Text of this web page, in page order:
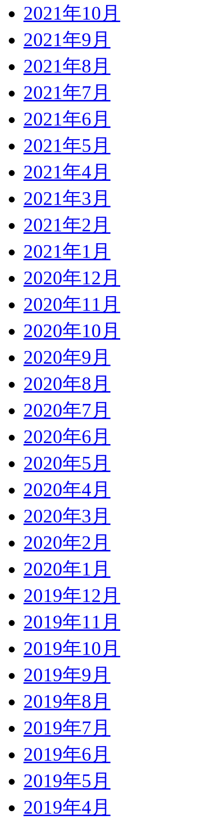
2021年10月
2021年9月
2021年8月
2021年7月
2021年6月
2021年5月
2021年4月
2021年3月
2021年2月
2021年1月
2020年12月
2020年11月
2020年10月
2020年9月
2020年8月
2020年7月
2020年6月
2020年5月
2020年4月
2020年3月
2020年2月
2020年1月
2019年12月
2019年11月
2019年10月
2019年9月
2019年8月
2019年7月
2019年6月
2019年5月
2019年4月